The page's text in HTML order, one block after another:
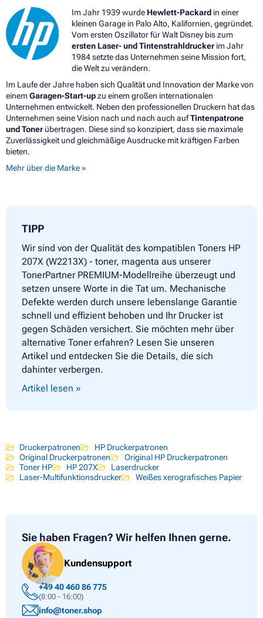
Im Jahr 1939 wurde Hewlett-Packardin einer
kleinen Garage in Palo Alto, Kalifornien, gegründet.
Vom ersten Oszillator für Walt Disney bis zum
ersten Laser- und Tintenstrahldruckerim Jahr
1984 setzte das Unternehmen seine Mission fort,
die Welt zu verändern.
Im Laufe der Jahre haben sich Qualität und Innovation der Marke von
einemGaragen-Start-upzu einem großen internationalen
Unternehmen entwickelt. Neben den professionellen Druckern hat das
Unternehmen seine Vision nach und nach auch aufTintenpatrone
und Toner übertragen. Diese sind so konzipiert, dass sie maximale
Zuverlässigkeit und gleichmäßige Ausdrucke mit kräftigen Farben
bieten.
Mehr über die Marke »
TIPP
Wir sind von der Qualität des kompatiblen Toners HP
207X (W2213X) - toner, magenta aus unserer
TonerPartner PREMIUM-Modellreihe überzeugt und
setzen unsere Worte in die Tat um. Mechanische
Defekte werden durch unsere lebenslange Garantie
schnell und effizient behoben und Ihr Drucker ist
gegen Schäden versichert. Sie möchten mehr über
alternative Toner erfahren? Lesen Sie unseren
Artikel und entdecken Sie die Details, die sich
dahinter verbergen.
Artikel lesen »
Druckerpatronen
HP Druckerpatronen
Original Druckerpatronen
Original HP Druckerpatronen
Toner HP
HP 207X
Laserdrucker
Laser-Multifunktionsdrucker
Weißes xerografisches Papier
Sie haben Fragen? Wir helfen Ihnen gerne.
Kundensupport
+49 40 460 86 775
(8:00 - 16:00)
info@toner.shop